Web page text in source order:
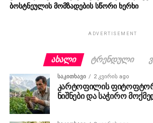
ბოსტნეულის მომზადების სწორი ხერხი
ADVERTISEMENT
ᲐᲮᲐᲚᲘ ᲢᲠᲔᲜᲓᲣᲚᲘ
ᲡᲐᲙᲘᲗᲮᲐᲕᲘ 2 კვირის ago
კარტოფილის
ნიშნები და საჭირო